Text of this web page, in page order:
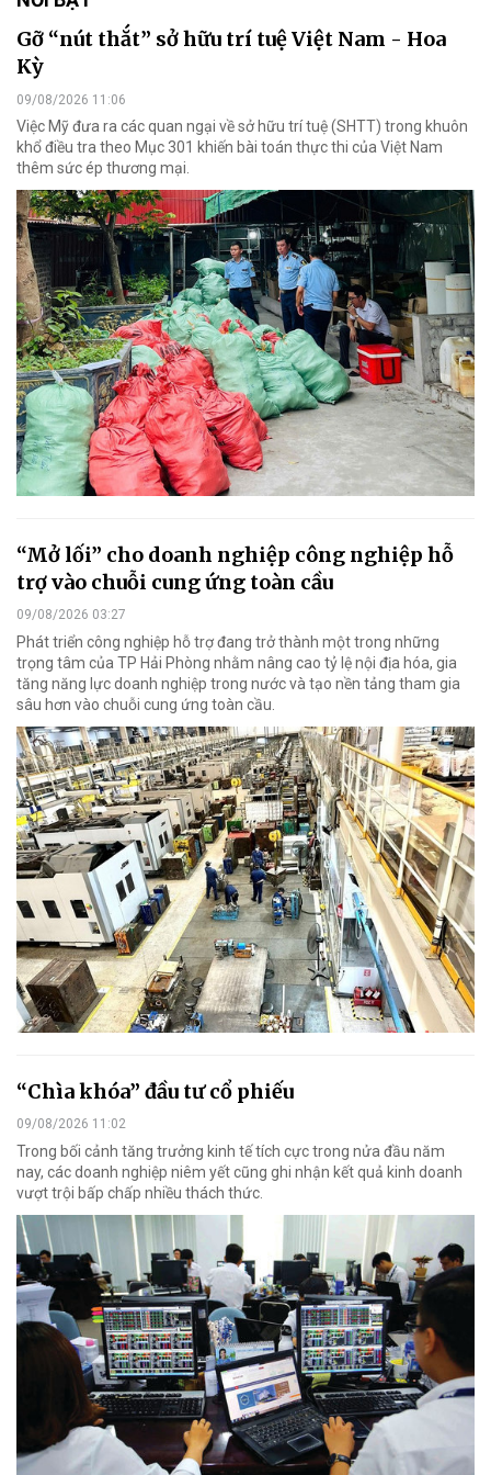
Gỡ “nút thắt” sở hữu trí tuệ Việt Nam - Hoa
Kỳ
09/08/2026 11:06
Việc Mỹ đưa ra các quan ngại về sở hữu trí tuệ (SHTT) trong khuôn
khổ điều tra theo Mục 301 khiến bài toán thực thi của Việt Nam
thêm sức ép thương mại.
“Mở lối” cho doanh nghiệp công nghiệp hỗ
trợ vào chuỗi cung ứng toàn cầu
09/08/2026 03:27
Phát triển công nghiệp hỗ trợ đang trở thành một trong những
trọng tâm của TP Hải Phòng nhằm nâng cao tỷ lệ nội địa hóa, gia
tăng năng lực doanh nghiệp trong nước và tạo nền tảng tham gia
sâu hơn vào chuỗi cung ứng toàn cầu.
“Chìa khóa” đầu tư cổ phiếu
09/08/2026 11:02
Trong bối cảnh tăng trưởng kinh tế tích cực trong nửa đầu năm
nay, các doanh nghiệp niêm yết cũng ghi nhận kết quả kinh doanh
vượt trội bấp chấp nhiều thách thức.